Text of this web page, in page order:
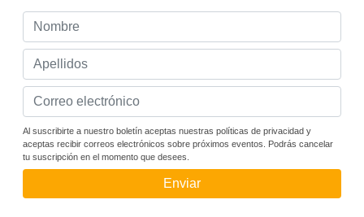
Al suscribirte a nuestro boletín aceptas nuestras políticas de privacidad y
aceptas recibir correos electrónicos sobre próximos eventos. Podrás cancelar
tu suscripción en el momento que desees.
Enviar